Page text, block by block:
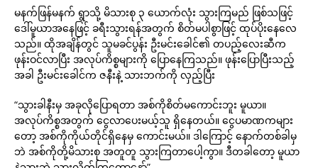
မနက်ဖြန်မနက် ရွာသို့ မိသားစု ၃ ယောက်လုံး သွားကြမည် ဖြစ်သဖြင့်
ဒေါ်မူယာအနေဖြင့် ခရီးသွားရန်အတွက် စိတ်မပါစွာဖြင့် ထုပ်ပိုးနေလေ
သည်။ ထိုအချိန်တွင် သူမခင်ပွန်း ဦးမင်းခေါင်၏ တပည့်လေးဆီက
ဖုန်းဝင်လာပြီး အလုပ်ကိစ္စများကို ပြောနေကြသည်။ ဖုန်းပြောပြီးသည့်
အခါ ဦးမင်းခေါင်က ဇနီးနဲ့ သားဘက်ကို လှည့်ပြီး
“သွားခါနီးမှ အခုလိုပြောရတာ အစ်ကိုစိတ်မကောင်းဘူး မူယာ။
အလုပ်ကိစ္စအတွက် ငွေလာပေးမယ့်သူ ရှိနေတယ်။ ငွေပမာဏကများ
တော့ အစ်ကိုကိုယ်တိုင်ရှိနေမှ ကောင်းမယ်။ ဒါကြောင့် နောက်တစ်ခါမှ
ဘဲ အစ်ကိုတို့မိသားစု အတူတူ သွားကြတာပေါ့ကွာ။ ဒီတခါတော့ မူယာ